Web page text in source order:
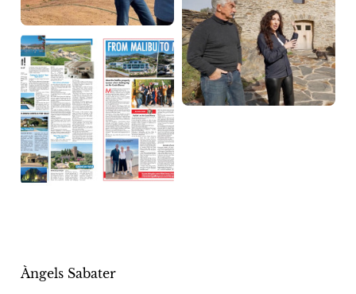
Àngels Sabater